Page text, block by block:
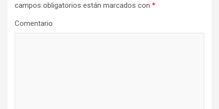
campos obligatorios están marcados con *
Comentario